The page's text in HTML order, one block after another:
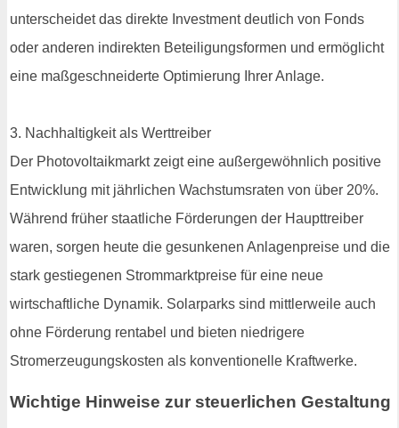
unterscheidet das direkte Investment deutlich von Fonds
oder anderen indirekten Beteiligungsformen und ermöglicht
eine maßgeschneiderte Optimierung Ihrer Anlage.
3. Nachhaltigkeit als Werttreiber
Der Photovoltaikmarkt zeigt eine außergewöhnlich positive
Entwicklung mit jährlichen Wachstumsraten von über 20%.
Während früher staatliche Förderungen der Haupttreiber
waren, sorgen heute die gesunkenen Anlagenpreise und die
stark gestiegenen Strommarktpreise für eine neue
wirtschaftliche Dynamik. Solarparks sind mittlerweile auch
ohne Förderung rentabel und bieten niedrigere
Stromerzeugungskosten als konventionelle Kraftwerke.
Wichtige Hinweise zur steuerlichen Gestaltung